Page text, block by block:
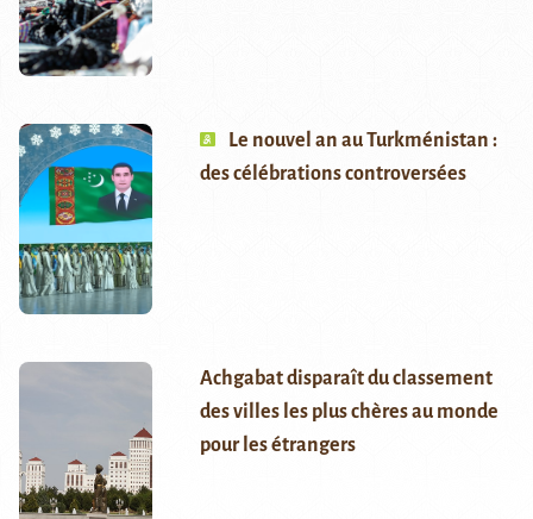
Le nouvel an au Turkménistan :
des célébrations controversées
Achgabat disparaît du classement
des villes les plus chères au monde
pour les étrangers